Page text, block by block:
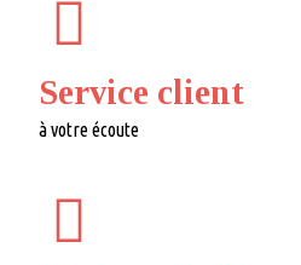
Service client
à votre écoute